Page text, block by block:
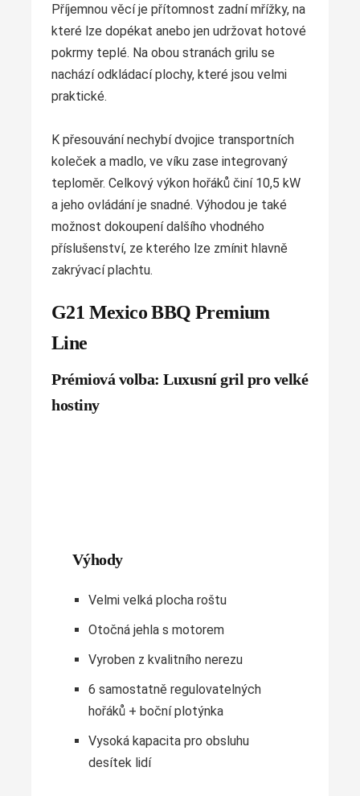
Příjemnou věcí je přítomnost zadní mřížky, na
které lze dopékat anebo jen udržovat hotové
pokrmy teplé. Na obou stranách grilu se
nachází odkládací plochy, které jsou velmi
praktické.
K přesouvání nechybí dvojice transportních
koleček a madlo, ve víku zase integrovaný
teploměr. Celkový výkon hořáků činí 10,5 kW
a jeho ovládání je snadné. Výhodou je také
možnost dokoupení dalšího vhodného
příslušenství, ze kterého lze zmínit hlavně
zakrývací plachtu.
G21 Mexico BBQ Premium
Line
Prémiová volba: Luxusní gril pro velké
hostiny
Výhody
Velmi velká plocha roštu
Otočná jehla s motorem
Vyroben z kvalitního nerezu
6 samostatně regulovatelných
hořáků + boční plotýnka
Vysoká kapacita pro obsluhu
desítek lidí